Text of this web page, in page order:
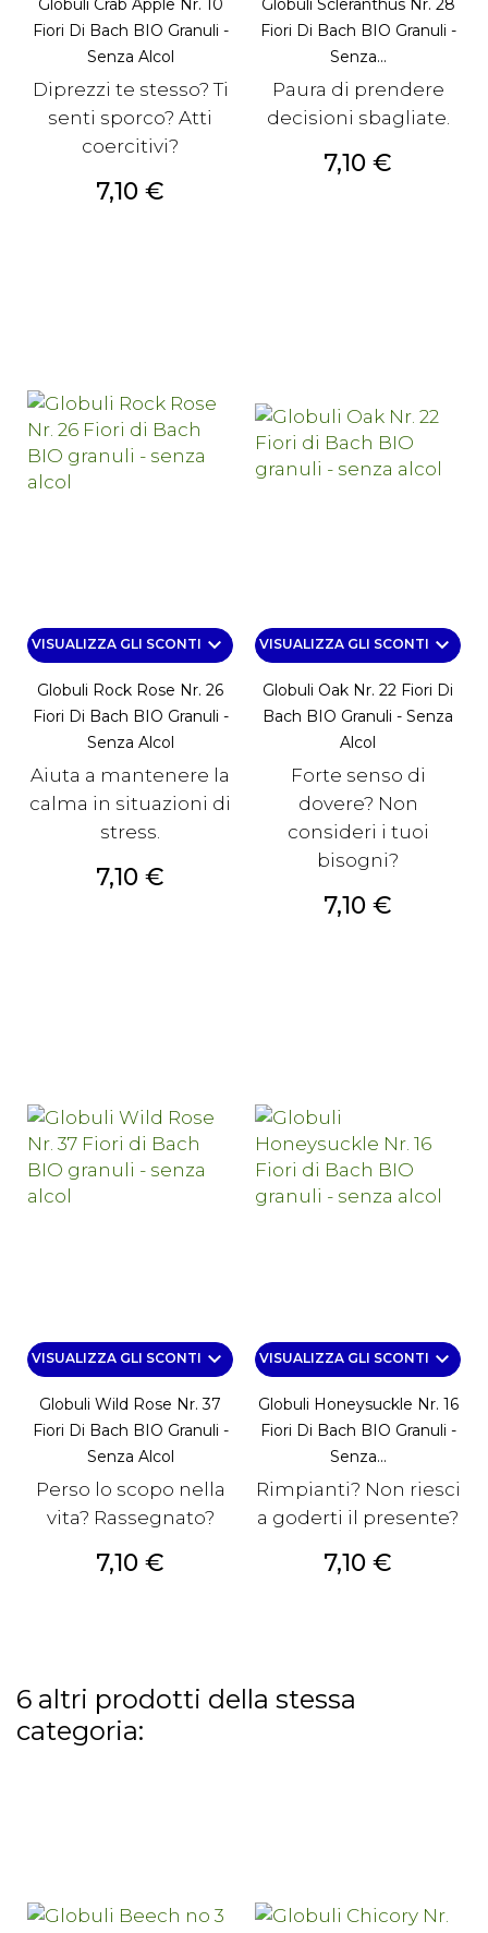
Globuli Crab Apple Nr. 10
Fiori Di Bach BIO Granuli -
Senza Alcol
Diprezzi te stesso? Ti
senti sporco? Atti
coercitivi?
Prezzo
7,10 €
Globuli Scleranthus Nr. 28
Fiori Di Bach BIO Granuli -
Senza...
Paura di prendere
decisioni sbagliate.
Prezzo
7,10 €
VISUALIZZA GLI SCONTI keyboard_arrow_down
Globuli Rock Rose Nr. 26
Fiori Di Bach BIO Granuli -
Senza Alcol
Aiuta a mantenere la
calma in situazioni di
stress.
Prezzo
7,10 €
VISUALIZZA GLI SCONTI keyboard_arrow_down
Globuli Oak Nr. 22 Fiori Di
Bach BIO Granuli - Senza
Alcol
Forte senso di
dovere? Non
consideri i tuoi
bisogni?
Prezzo
7,10 €
VISUALIZZA GLI SCONTI keyboard_arrow_down
Globuli Wild Rose Nr. 37
Fiori Di Bach BIO Granuli -
Senza Alcol
Perso lo scopo nella
vita? Rassegnato?
Prezzo
7,10 €
VISUALIZZA GLI SCONTI keyboard_arrow_down
Globuli Honeysuckle Nr. 16
Fiori Di Bach BIO Granuli -
Senza...
Rimpianti? Non riesci
a goderti il presente?
Prezzo
7,10 €
6 altri prodotti della stessa
categoria: